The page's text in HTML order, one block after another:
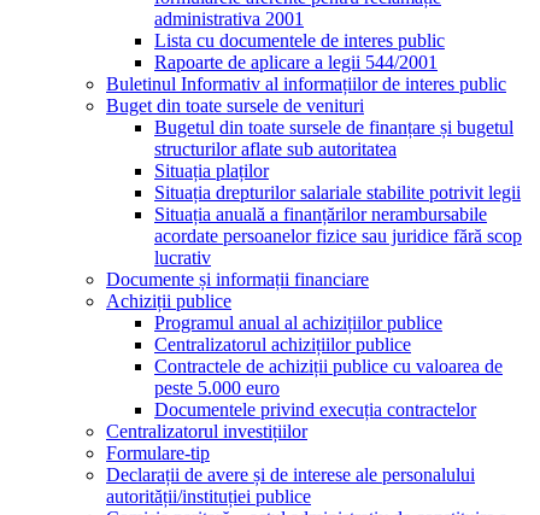
administrativa 2001
Lista cu documentele de interes public
Rapoarte de aplicare a legii 544/2001
Buletinul Informativ al informațiilor de interes public
Buget din toate sursele de venituri
Bugetul din toate sursele de finanțare și bugetul
structurilor aflate sub autoritatea
Situația plaților
Situația drepturilor salariale stabilite potrivit legii
Situația anuală a finanțărilor nerambursabile
acordate persoanelor fizice sau juridice fără scop
lucrativ
Documente și informații financiare
Achiziții publice
Programul anual al achizițiilor publice
Centralizatorul achizițiilor publice
Contractele de achiziții publice cu valoarea de
peste 5.000 euro
Documentele privind execuția contractelor
Centralizatorul investițiilor
Formulare-tip
Declarații de avere și de interese ale personalului
autorității/instituției publice